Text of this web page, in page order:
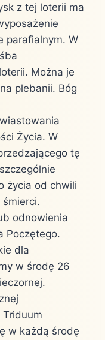
z tej loterii ma
parafialnym. W
Można je
plebanii. Bóg
Życia. W
tę
życia od chwili
odnowienia
Poczętego.
dla
w środę 26
w każdą środę